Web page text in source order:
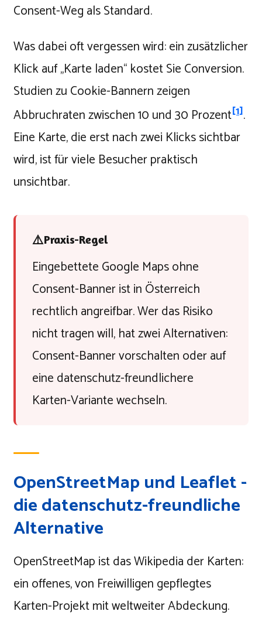
Consent-Weg als Standard.
Was dabei oft vergessen wird: ein zusätzlicher
Klick auf „Karte laden“ kostet Sie Conversion.
Studien zu Cookie-Bannern zeigen
Abbruchraten zwischen 10 und 30 Prozent[1].
Eine Karte, die erst nach zwei Klicks sichtbar
wird, ist für viele Besucher praktisch
unsichtbar.
⚠️Praxis-Regel
Eingebettete Google Maps ohne
Consent-Banner ist in Österreich
rechtlich angreifbar. Wer das Risiko
nicht tragen will, hat zwei Alternativen:
Consent-Banner vorschalten oder auf
eine datenschutz-freundlichere
Karten-Variante wechseln.
OpenStreetMap und Leaflet -
die datenschutz-freundliche
Alternative
OpenStreetMap ist das Wikipedia der Karten:
ein offenes, von Freiwilligen gepflegtes
Karten-Projekt mit weltweiter Abdeckung.